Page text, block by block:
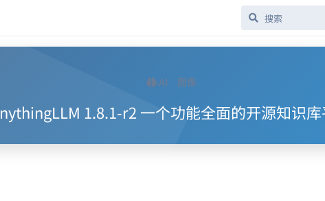
AI 图像
1.8.1-r2 一个功能全面的开源知识